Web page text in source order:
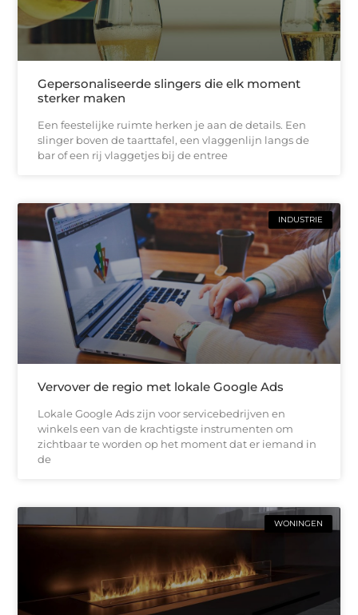
Gepersonaliseerde slingers die elk moment
sterker maken
Een feestelijke ruimte herken je aan de details. Een
slinger boven de taarttafel, een vlaggenlijn langs de
bar of een rij vlaggetjes bij de entree
INDUSTRIE
Vervover de regio met lokale Google Ads
Lokale Google Ads zijn voor servicebedrijven en
winkels een van de krachtigste instrumenten om
zichtbaar te worden op het moment dat er iemand in
de
WONINGEN